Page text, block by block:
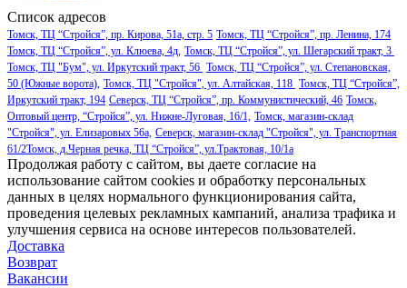
Список адресов
Томск, ТЦ “Стройся”, пр. Кирова, 51а, стр. 5 Томск, ТЦ “Стройся”, пр. Ленина, 174
Томск, ТЦ “Стройся”, ул. Клюева, 4д, Томск, ТЦ “Стройся”, ул. Шегарский тракт, 3
Томск, ТЦ "Бум", ул. Иркутский тракт, 56 Томск, ТЦ “Стройся”, ул. Степановская,
50 (Южные ворота), Томск, ТЦ "Стройся", ул. Алтайская, 118 Томск, ТЦ “Стройся”,
Иркутский тракт, 194 Северск, ТЦ “Стройся”, пр. Коммунистический, 46 Томск,
Оптовый центр, “Стройся”, ул. Нижне-Луговая, 16/1, Томск, магазин-склад
"Стройся", ул. Елизаровых 56а, Северск, магазин-склад "Стройся", ул. Транспортная
61/2Томск, д.Черная речка, ТЦ “Стройся”, ул.Трактовая, 10/1а
Продолжая работу с сайтом, вы даете согласие на
использование сайтом cookies и обработку персональных
данных в целях нормального функционирования сайта,
проведения целевых рекламных кампаний, анализа трафика и
улучшения сервиса на основе интересов пользователей.
Доставка
Возврат
Вакансии